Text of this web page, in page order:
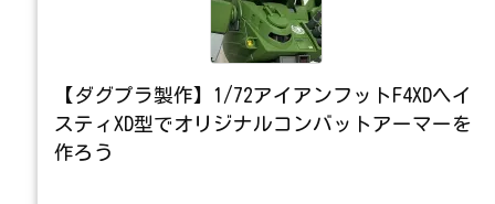
【ダグプラ製作】1/72アイアンフットF4XDヘイ
スティXD型でオリジナルコンバットアーマーを
作ろう